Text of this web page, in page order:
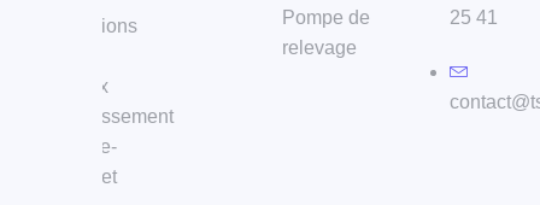
canalisations
travaux
d’assainissement
en Île-de-
France et
Pompe de
relevage
25 41